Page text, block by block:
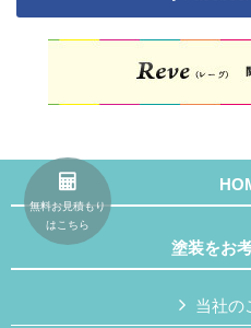
塗装をお
当社の
無料お見積もり
はこちら